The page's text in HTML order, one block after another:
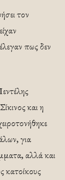
τον
πως δεν
και η
για
αλλά και
κατοίκους